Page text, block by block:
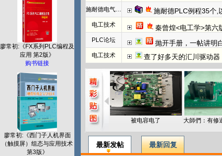
廖常初:《FX系列PLC编程及
应用 第2版》
购书链接
廖常初:《西门子人机界面
（触摸屏）组态与应用技术
第3版》
施耐德电气PLC 施耐德PLC例程35个,
电工技术 秦曾煌<电工学>第六
PLC论坛 抛开手册，一帖讲明白欧姆龙NC
电工技术 查了好多天的汇川驱动
被电容电了
最新发帖 最新回复